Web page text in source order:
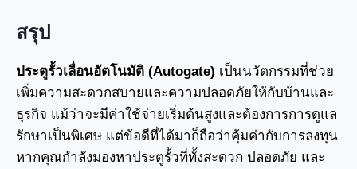
สรุป
ประตูรั้วเลื่อนอัตโนมัติ (Autogate) เป็นนวัตกรรมที่ช่วย
เพิ่มความสะดวกสบายและความปลอดภัยให้กับบ้านและ
ธุรกิจ แม้ว่าจะมีค่าใช้จ่ายเริ่มต้นสูงและต้องการการดูแล
รักษาเป็นพิเศษ แต่ข้อดีที่ได้มาก็ถือว่าคุ้มค่ากับการลงทุน
หากคุณกำลังมองหาประตูรั้วที่ทั้งสะดวก ปลอดภัย และ